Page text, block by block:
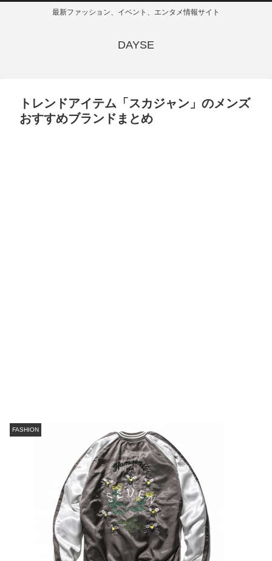
最新ファッション、イベント、エンタメ情報サイト
DAYSE
トレンドアイテム「スカジャン」のメンズ
おすすめブランドまとめ
FASHION